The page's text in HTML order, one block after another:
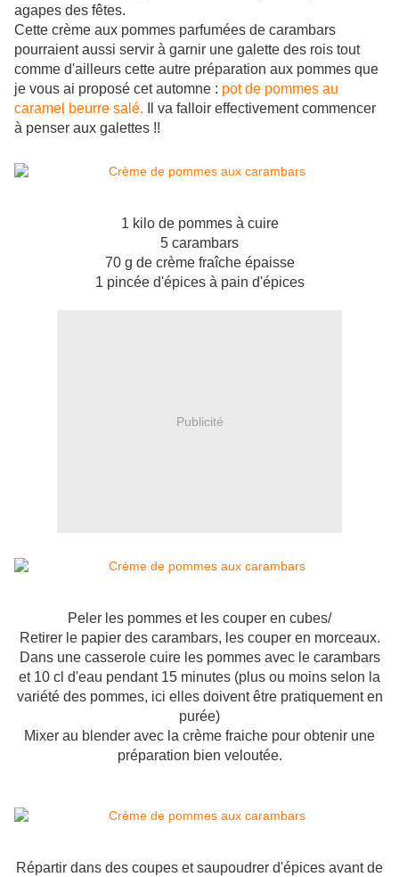
agapes des fêtes.
Cette crème aux pommes parfumées de carambars
pourraient aussi servir à garnir une galette des rois tout
comme d'ailleurs cette autre préparation aux pommes que
je vous ai proposé cet automne : pot de pommes au
caramel beurre salé.
Il va falloir effectivement commencer
à penser aux galettes !!
1 kilo de pommes à cuire
5 carambars
70 g de crème fraîche épaisse
1 pincée d'épices à pain d'épices
Publicité
Peler les pommes et les couper en cubes/
Retirer le papier des carambars, les couper en morceaux.
Dans une casserole cuire les pommes avec le carambars
et 10 cl d'eau pendant 15 minutes (plus ou moins selon la
variété des pommes, ici elles doivent être pratiquement en
purée)
Mixer au blender avec la crème fraiche pour obtenir une
préparation bien veloutée.
Répartir dans des coupes et saupoudrer d'épices avant de